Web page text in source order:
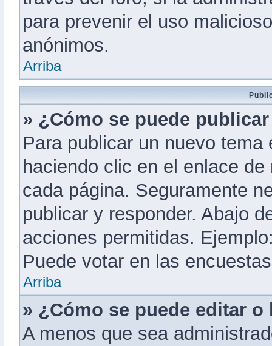
para prevenir el uso
anónimos.
Arriba
» ¿Cómo se puede
Para publicar un nuevo
haciendo clic en el enlace
cada página. Seguramente
publicar y responder. Abajo
acciones permitidas.
Puede votar en las
Arriba
» ¿Cómo se puede editar
A menos que sea